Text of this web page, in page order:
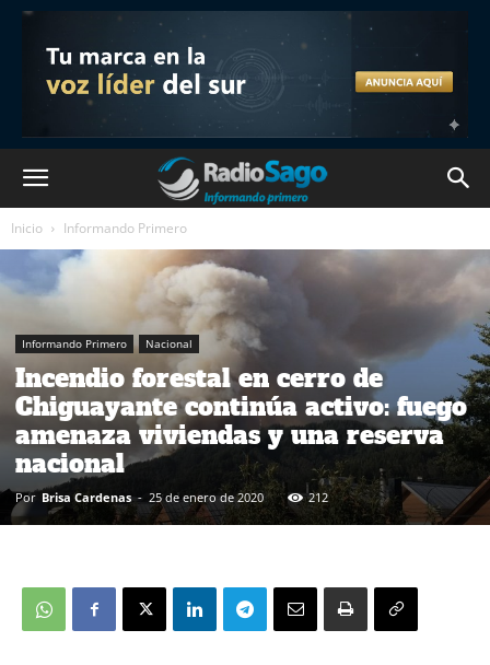
Inicio Informando Primero
Informando Primero Nacional
Incendio forestal en cerro de
Chiguayante continúa activo: fuego
amenaza viviendas y una reserva
nacional
Por Brisa Cardenas - 25 de enero de 2020 212